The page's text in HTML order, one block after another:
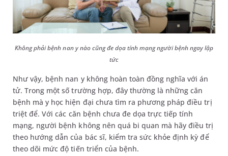
Không phải bệnh nan y nào cũng đe dọa tính mạng người bệnh ngay lập
tức
Như vậy, bệnh nan y không hoàn toàn đồng nghĩa với án
tử. Trong một số trường hợp, đây thường là những căn
bệnh mà y học hiện đại chưa tìm ra phương pháp điều trị
triệt để. Với các căn bệnh chưa đe dọa trực tiếp tính
mạng, người bệnh không nên quá bi quan mà hãy điều trị
theo hướng dẫn của bác sĩ, kiểm tra sức khỏe định kỳ để
theo dõi mức độ tiến triển của bệnh.